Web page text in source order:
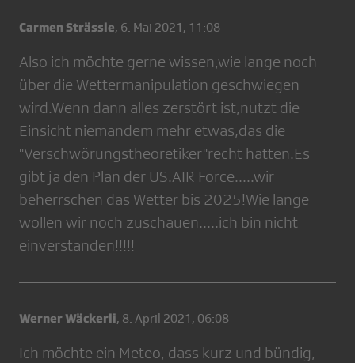
Carmen Strässle, 6. Mai 2021, 11:08
Also ich möchte gerne wissen,wie lange noch
über die Wettermanipulation geschwiegen
wird.Wenn dann alles zerstört ist,nutzt die
Einsicht niemandem mehr etwas,das die
"Verschwörungstheoretiker"recht hatten.Es
gibt ja den Plan der US.AIR Force.....wir
beherrschen das Wetter bis 2025!Wie lange
wollen wir noch zuschauen.....ich bin nicht
einverstanden!!!!!
Werner Wäckerli, 8. April 2021, 06:08
Ich möchte ein Meteo, dass kurz und bündig,